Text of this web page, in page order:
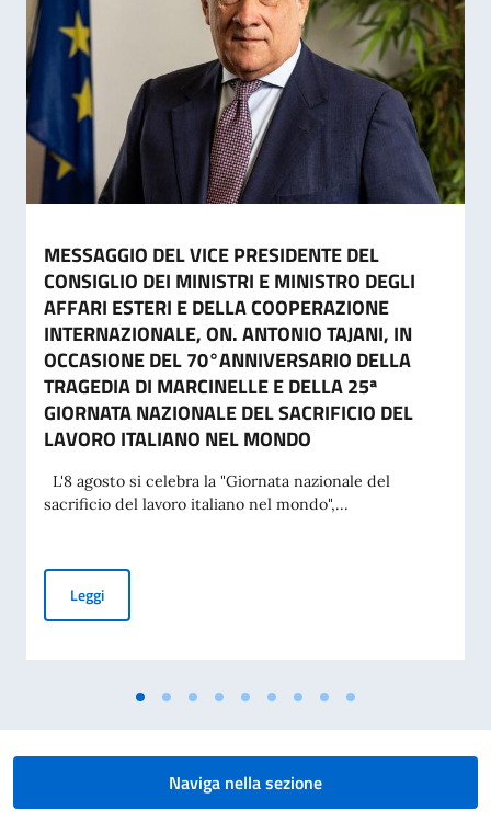
MESSAGGIO DEL VICE PRESIDENTE DEL
CONSIGLIO DEI MINISTRI E MINISTRO DEGLI
AFFARI ESTERI E DELLA COOPERAZIONE
INTERNAZIONALE, ON. ANTONIO TAJANI, IN
OCCASIONE DEL 70°ANNIVERSARIO DELLA
TRAGEDIA DI MARCINELLE E DELLA 25ª
GIORNATA NAZIONALE DEL SACRIFICIO DEL
LAVORO ITALIANO NEL MONDO
L'8 agosto si celebra la "Giornata nazionale del
sacrificio del lavoro italiano nel mondo",...
LeggiMESSAGGIO DEL VICE PRESIDENTE DEL CONSIGLIO DEI
Naviga nella sezione